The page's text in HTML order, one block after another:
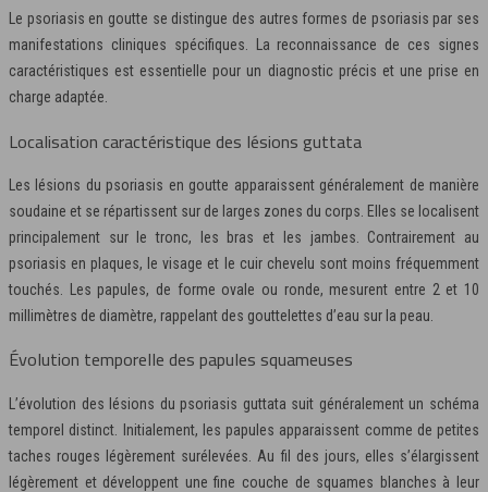
Le psoriasis en goutte se distingue des autres formes de psoriasis par ses
manifestations cliniques spécifiques. La reconnaissance de ces signes
caractéristiques est essentielle pour un diagnostic précis et une prise en
charge adaptée.
Localisation caractéristique des lésions guttata
Les lésions du psoriasis en goutte apparaissent généralement de manière
soudaine et se répartissent sur de larges zones du corps. Elles se localisent
principalement sur le tronc, les bras et les jambes. Contrairement au
psoriasis en plaques, le visage et le cuir chevelu sont moins fréquemment
touchés. Les papules, de forme ovale ou ronde, mesurent entre 2 et 10
millimètres de diamètre, rappelant des gouttelettes d’eau sur la peau.
Évolution temporelle des papules squameuses
L’évolution des lésions du psoriasis guttata suit généralement un schéma
temporel distinct. Initialement, les papules apparaissent comme de petites
taches rouges légèrement surélevées. Au fil des jours, elles s’élargissent
légèrement et développent une fine couche de squames blanches à leur